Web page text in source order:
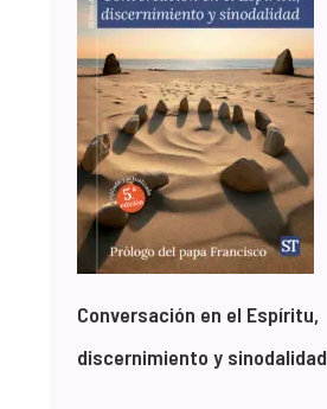
Conversación en el Espíritu,
discernimiento y sinodalidad